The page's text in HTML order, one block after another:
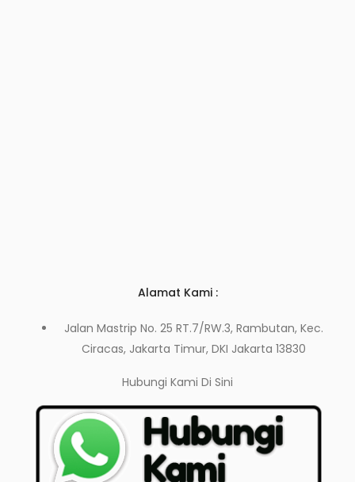
Alamat Kami :
Jalan Mastrip No. 25 RT.7/RW.3, Rambutan, Kec.
Ciracas, Jakarta Timur, DKI Jakarta 13830
Hubungi Kami Di Sini